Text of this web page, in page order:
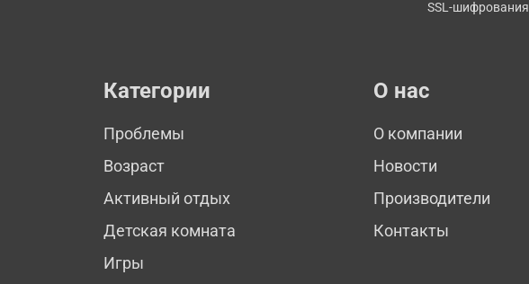
SSL-шифрования
Категории
Проблемы
Возраст
Активный отдых
Детская комната
Игры
О нас
О компании
Новости
Производители
Контакты